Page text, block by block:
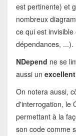
est pertinente) et
nombreux
ce qui est
dépendances, ...).
NDepend ne se
aussi un
On notera aussi,
d'interrogation, le
permettant à la
son code comme